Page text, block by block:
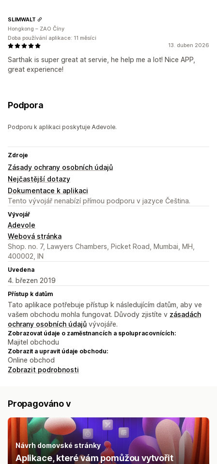
13. duben 2026
Sarthak is super great at servie, he help me a lot! Nice APP,
great experience!
SLIMWALT
Hongkong – ZAO Číny
Doba používání aplikace: 11 měsíci
Podpora
Podporu k aplikaci poskytuje Adevole.
Zdroje
Zásady ochrany osobních údajů
Nejčastější dotazy
Dokumentace k aplikaci
Tento vývojář nenabízí přímou podporu v jazyce Čeština.
Vývojář
Adevole
Webová stránka
Shop. no. 7, Lawyers Chambers, Picket Road, Mumbai, MH,
400002, IN
Uvedena
4. březen 2019
Přístup k datům
Tato aplikace potřebuje přístup k následujícím datům, aby ve
vašem obchodu mohla fungovat. Důvody zjistíte v zásadách
ochrany osobních údajů vývojáře.
Zobrazovat údaje o zaměstnancích a spolupracovnících:
Majitel obchodu
Zobrazit a upravit údaje obchodu:
Online obchod
Zobrazit podrobnosti
Propagováno v
Návrh domovské stránky
Aplikace, které vám pomůžou vytvořit